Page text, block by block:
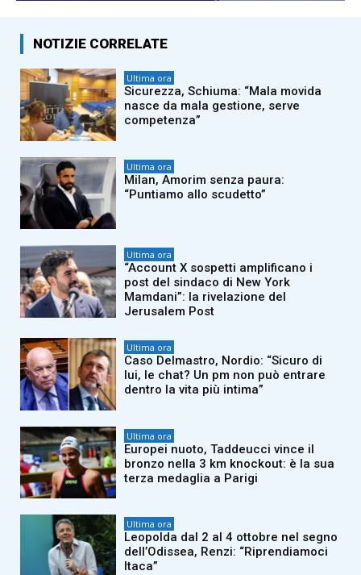
NOTIZIE CORRELATE
Ultima ora
Sicurezza, Schiuma: “Mala movida
nasce da mala gestione, serve
competenza”
Ultima ora
Milan, Amorim senza paura:
“Puntiamo allo scudetto”
Ultima ora
“Account X sospetti amplificano i
post del sindaco di New York
Mamdani”: la rivelazione del
Jerusalem Post
Ultima ora
Caso Delmastro, Nordio: “Sicuro di
lui, le chat? Un pm non può entrare
dentro la vita più intima”
Ultima ora
Europei nuoto, Taddeucci vince il
bronzo nella 3 km knockout: è la sua
terza medaglia a Parigi
Ultima ora
Leopolda dal 2 al 4 ottobre nel segno
dell’Odissea, Renzi: “Riprendiamoci
Itaca”